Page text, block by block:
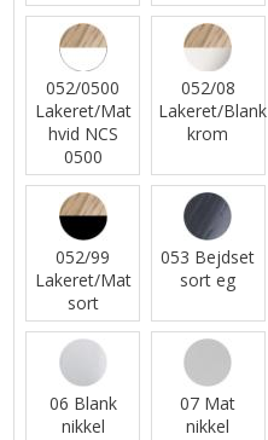
052/0500
Lakeret/Mat
hvid NCS
0500
052/08
Lakeret/Blank
krom
052/99
Lakeret/Mat
sort
053 Bejdset
sort eg
06 Blank
nikkel
07 Mat
nikkel